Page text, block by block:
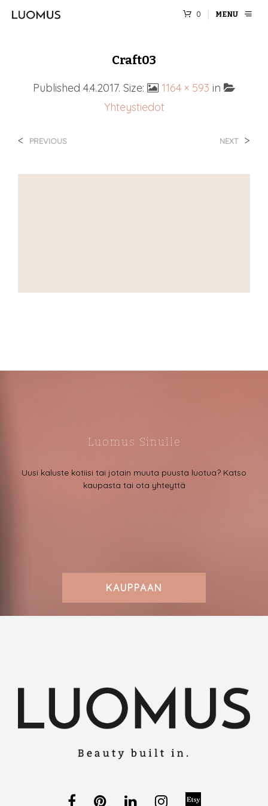
0 MENU
Craft03
Published 4.4.2017. Size: 1164 × 593 in
Yhteystiedot
< PREVIOUS NEXT >
Luomus Sinulle
Uusi kaluste kotiisi tai jotain muuta puusta luotua? Katso
kaupasta tai ota yhteyttä
KAUPPAAN